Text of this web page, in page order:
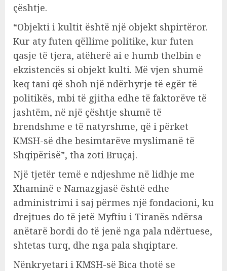
çështje.
“Objekti i kultit është një objekt shpirtëror.
Kur aty futen qëllime politike, kur futen
qasje të tjera, atëherë ai e humb thelbin e
ekzistencës si objekt kulti. Më vjen shumë
keq tani që shoh një ndërhyrje të egër të
politikës, mbi të gjitha edhe të faktorëve të
jashtëm, në një çështje shumë të
brendshme e të natyrshme, që i përket
KMSH-së dhe besimtarëve myslimanë të
Shqipërisë”, tha zoti Bruçaj.
Një tjetër temë e ndjeshme në lidhje me
Xhaminë e Namazgjasë është edhe
administrimi i saj përmes një fondacioni, ku
drejtues do të jetë Myftiu i Tiranës ndërsa
anëtarë bordi do të jenë nga pala ndërtuese,
shtetas turq, dhe nga pala shqiptare.
Nënkryetari i KMSH-së Bica thotë se